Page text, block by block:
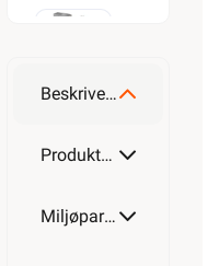
4mm²
Beskrivelse
Produktdetaljer
Miljøparametere